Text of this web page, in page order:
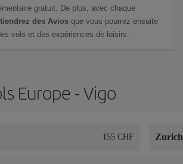
gratuit. De plus, avec chaque
des Avios que vous pourrez ensuite
vols et des expériences de loisirs.
Europe - Vigo
155 CHF